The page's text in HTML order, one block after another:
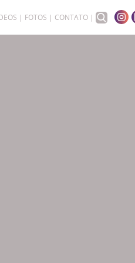
FOTOS CONTATO